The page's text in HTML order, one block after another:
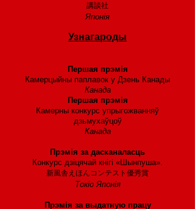
講談社
Японія
Узнагароды
Першая прэмія
Камерцыйны паплавок у Дзень Канады
Канада
Першая прэмія
Камерны конкурс упрыгожванняў
дзьмухаўцоў
Канада
Прэмія за дасканаласць
Конкурс дзіцячай кнігі «Шынпуша».
新風舎えほんコンテスト優秀賞
Токіо Японія
Прэмія за выдатную працу